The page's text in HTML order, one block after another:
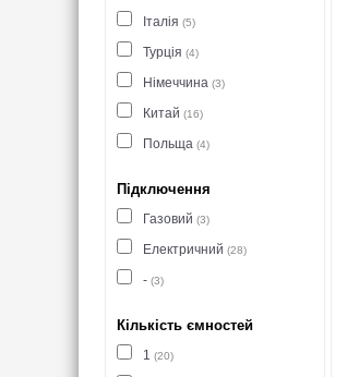
Італія (5)
Турція (4)
Німеччина (3)
Китай (16)
Польща (4)
Підключення
Газовий (3)
Електричний (28)
- (3)
Кількість ємностей
1 (20)